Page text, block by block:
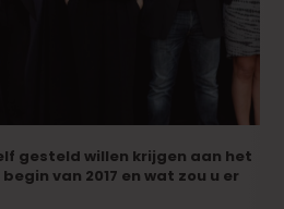
gesteld willen krijgen aan het
van 2017 en wat zou u er